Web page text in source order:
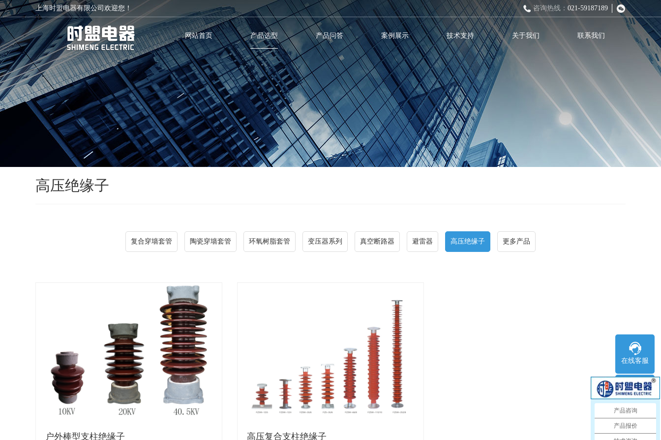
上海时盟电器有限公司欢迎您！ 咨询热线： 021-59187189
网站首页 产品选型 产品问答 案例展示 技术支持 关于我们 联系我们
高压绝缘子
复合穿墙套管 陶瓷穿墙套管 环氧树脂套管 变压器系列 真空断路器 避雷器 高压绝缘子 更多产品
户外棒型支柱绝缘子 高压复合支柱绝缘子
在线客服
服务热线
产品咨询
产品报价